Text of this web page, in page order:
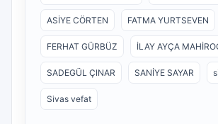
ASİYE CÖRTEN FATMA YURTSEVEN
FERHAT GÜRBÜZ İLAY AYÇA
SADEGÜL ÇINAR SANİYE SAYAR
Sivas vefat